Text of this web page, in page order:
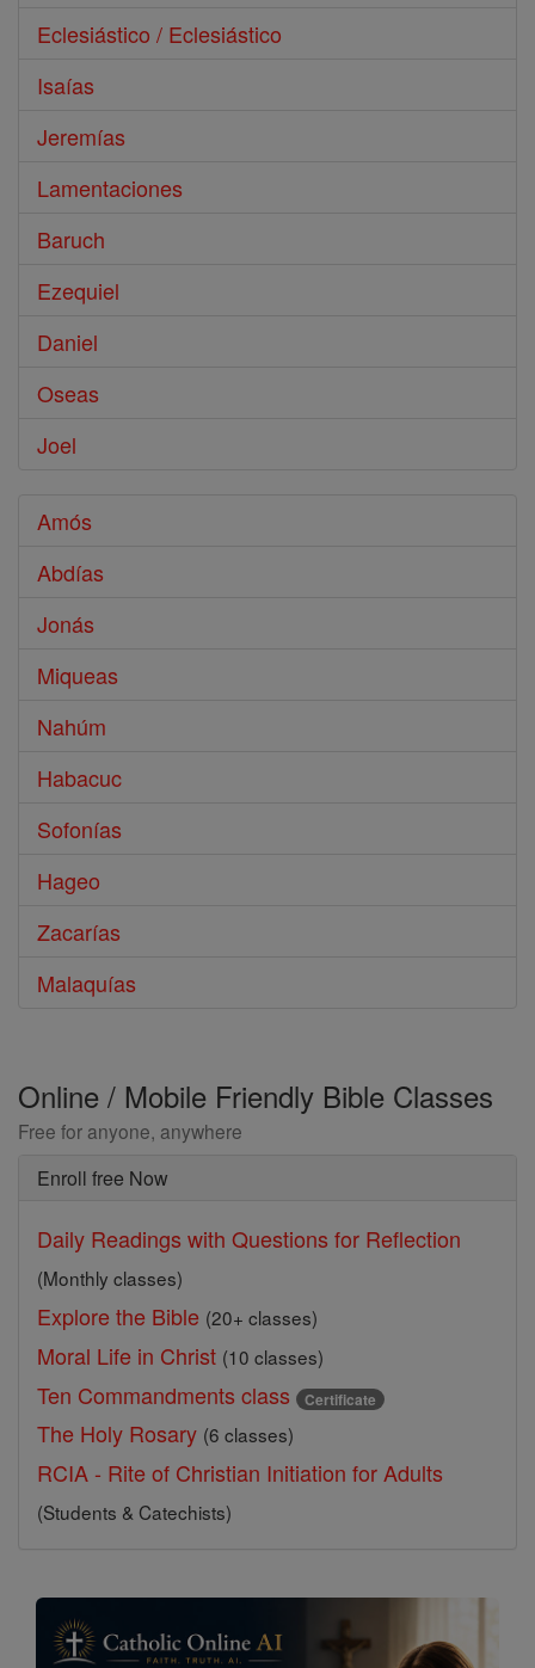
Eclesiástico / Eclesiástico
Isaías
Jeremías
Lamentaciones
Baruch
Ezequiel
Daniel
Oseas
Joel
Amós
Abdías
Jonás
Miqueas
Nahúm
Habacuc
Sofonías
Hageo
Zacarías
Malaquías
Online / Mobile Friendly Bible Classes
Free for anyone, anywhere
Enroll free Now
Daily Readings with Questions for Reflection
(Monthly classes)
Explore the Bible (20+ classes)
Moral Life in Christ (10 classes)
Ten Commandments class Certificate
The Holy Rosary (6 classes)
RCIA - Rite of Christian Initiation for Adults
(Students & Catechists)